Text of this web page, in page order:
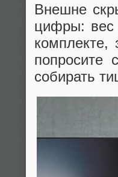
Внешне
цифры: вес
комплекте,
попросите
собирать